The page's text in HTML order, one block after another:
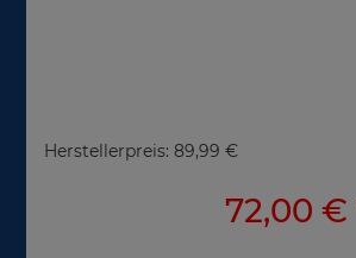
Herstellerpreis: 89,99 €
72,00 €